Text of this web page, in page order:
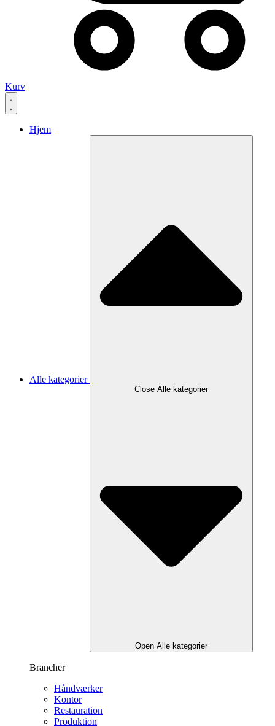
Kurv
Hjem
Alle kategorier
Close Alle kategorier
Open Alle kategorier
Brancher
Håndværker
Kontor
Restauration
Produktion